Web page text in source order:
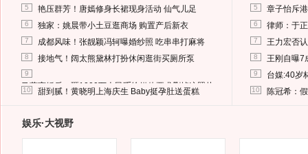
5 艳压群芳！唐嫣修身长裙现身活动 仙气儿足
6 独家：姚晨带小土豆逛商场 购置产后新衣
7 成都风味！张靓颖冯轲曝婚纱照 吃串串打麻将
8 接地气！阔太熊黛林打扮休闲逛街买厕所泵
9
马蓉离婚后，砸1000万人民币给媒体要求删掉这照片
10 甜到腻！黄晓明上海庆生 Baby挺孕肚送蛋糕
5 章子怡斥
6 律师：于
7 王力宏否
8 王刚自曝7
9 台媒:40岁
10 陈冠希：
娱乐·大视野